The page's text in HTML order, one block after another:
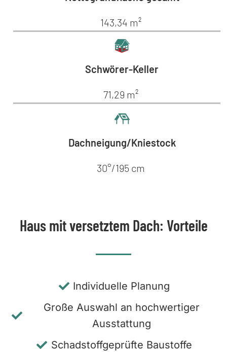
143,34 m²
Schwörer-Keller
71,29 m²
Dachneigung/Kniestock
30°/195 cm
Haus mit versetztem Dach: Vorteile
Individuelle Planung
Große Auswahl an hochwertiger
Ausstattung
Schadstoffgeprüfte Baustoffe